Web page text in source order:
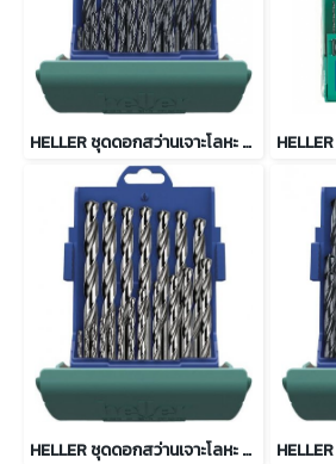
HELLER ชุดดอกสว่านเจาะโลหะ HSS-R 19 ดอก/ชุด 1-10 มิล รุ่น 17737 5
HELLER ชุดดอกสว่านเจาะโลหะ HSS-G 19 ดอก/ชุด 1-10 มิล รุ่น 21961 7